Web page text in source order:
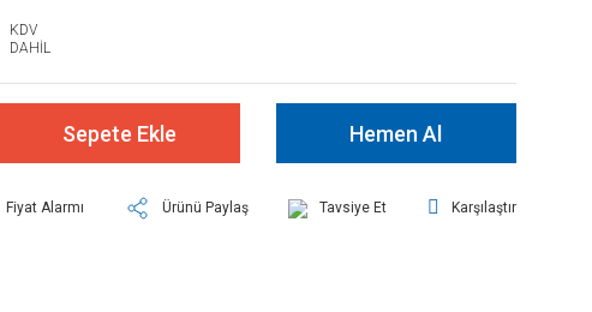
KDV
DAHİL
Sepete Ekle Hemen Al
Fiyat Alarmı Ürünü Paylaş Tavsiye Et Karşılaştır